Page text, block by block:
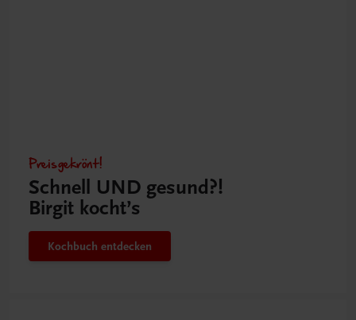
Preisgekrönt!
Schnell UND gesund?!
Birgit kocht’s
Kochbuch entdecken